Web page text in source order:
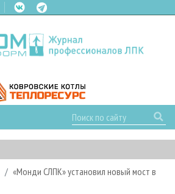
«Монди СЛПК» установил новый мост в